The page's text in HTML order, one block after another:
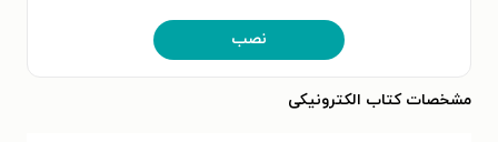
نصب
مشخصات کتاب الکترونیکی